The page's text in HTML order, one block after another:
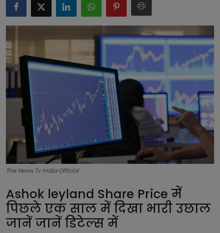
टेक्नोलॉजी
बिजनेस
The News Tv India Official
Ashok leyland Share Price में
पिछले एक साल में दिखा भारी उछाल
जानें जानें डिटेल्स में